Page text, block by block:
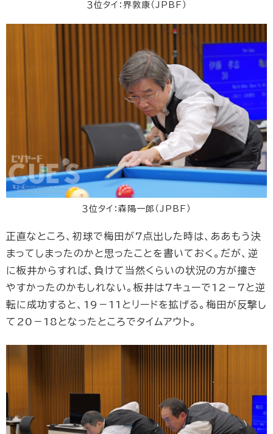
３位タイ：界敦康（JPBF）
３位タイ：森陽一郎（JPBF）
正直なところ、初球で梅田が7点出した時は、ああもう決
まってしまったのかと思ったことを書いておく。だが、逆
に板井からすれば、負けて当然くらいの状況の方が撞き
やすかったのかもしれない。板井は7キューで12－7と逆
転に成功すると、19－11とリードを拡げる。梅田が反撃し
て20－18となったところでタイムアウト。